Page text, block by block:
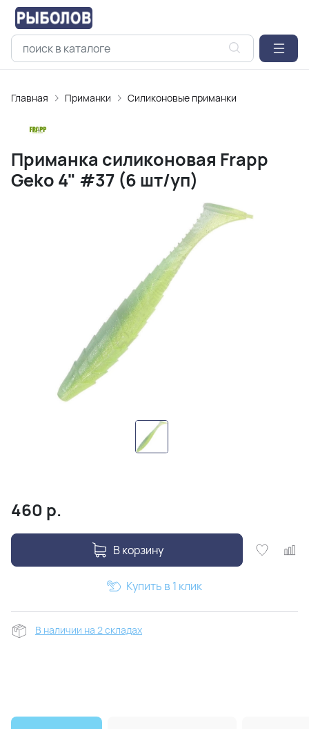
Главная Приманки Силиконовые приманки
Приманка силиконовая Frapp
Geko 4" #37 (6 шт/уп)
460 р.
В корзину
Купить в 1 клик
В наличии на 2 складах